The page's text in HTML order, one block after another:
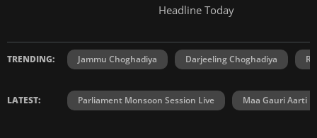
Headline Today
TRENDING: Jammu Choghadiya Darjeeling Choghadiya
LATEST: Parliament Monsoon Session Live Maa Gauri Aarti